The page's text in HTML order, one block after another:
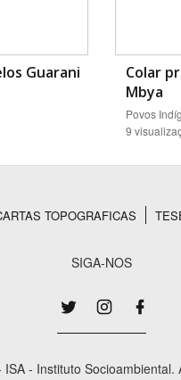
Guarani
Colar
Mbya
Povos
9
TOPOGRAFICAS
SIGA-NOS
- Instituto Socioambiental.